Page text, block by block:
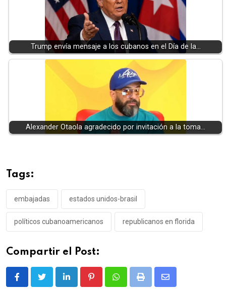
Trump envía mensaje a los cubanos en el Día de la…
Alexander Otaola agradecido por invitación a la toma…
Tags:
embajadas estados unidos-brasil
políticos cubanoamericanos republicanos en florida
Compartir el Post:
LinkedIn PinterestWhatsappPrint
Share